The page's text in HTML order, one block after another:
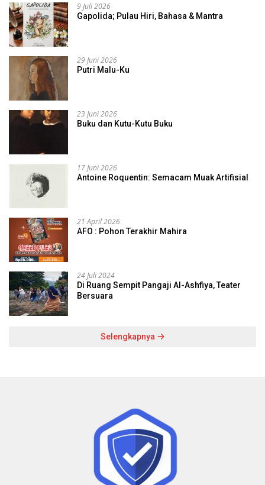
9 Juli 2026
Gapolida; Pulau Hiri, Bahasa & Mantra
29 Juni 2026
Putri Malu-Ku
23 Juni 2026
Buku dan Kutu-Kutu Buku
17 Juni 2026
Antoine Roquentin: Semacam Muak Artifisial
21 April 2026
AFO : Pohon Terakhir Mahira
24 Juli 2024
Di Ruang Sempit Pangaji Al-Ashfiya, Teater
Bersuara
Selengkapnya